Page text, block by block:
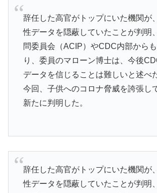
辞任した高官がトップにいた機関が
性データを隠蔽していたことが判明
問委員会（ACIP）やCDC内部から
り、委員のマローン博士は、今後
データを信じることは難しいと述べ
今回、子供へのコロナ脅威を誇張し
新たに判明した。
辞任した高官がトップにいた機関が
性データを隠蔽していたことが判明